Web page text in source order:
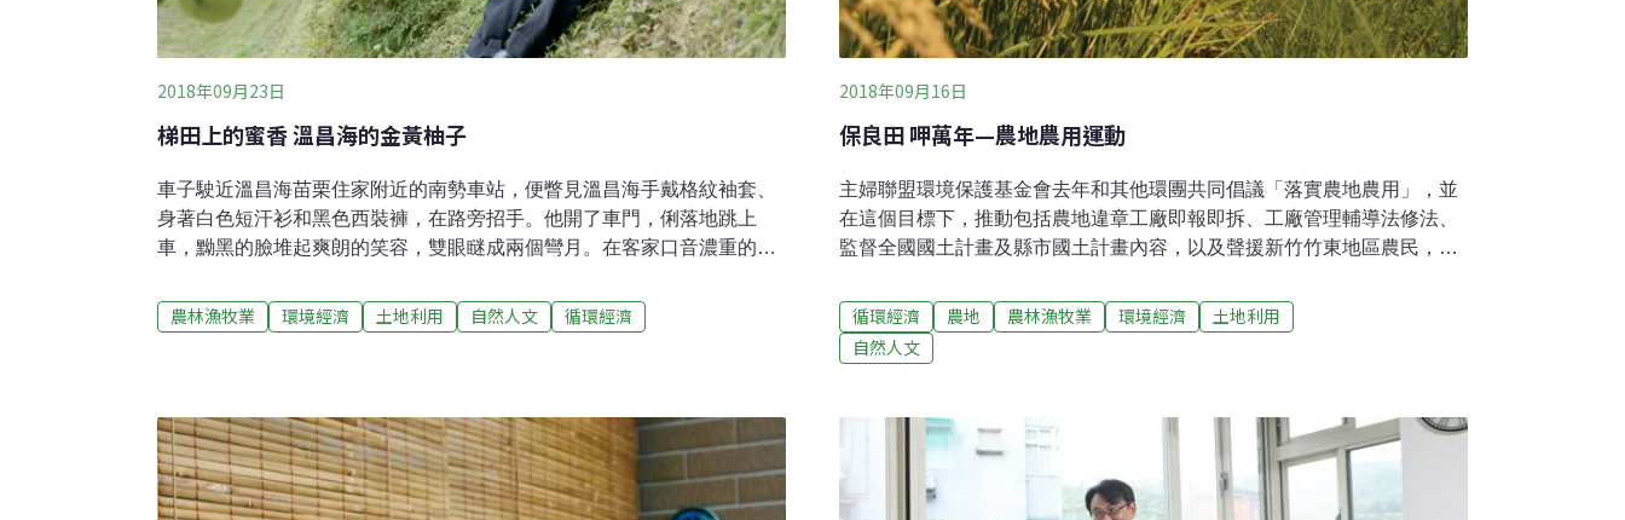
2018年09月23日
梯田上的蜜香 溫昌海的金黃柚子
車子駛近溫昌海苗栗住家附近的南勢車站，便瞥見溫昌海手戴格紋袖套、
身著白色短汗衫和黑色西裝褲，在路旁招手。他開了車門，俐落地跳上
車，黝黑的臉堆起爽朗的笑容，雙眼瞇成兩個彎月。在客家口音濃重的熱
一片蔓生的南瓜田，前方的柚子樹枝葉繁茂，雖是濕熱難耐的初秋，但待
在樹下竟沒有一點想出汗的感覺。人在其中覺得舒爽，想必生物也是喜愛
之多，像是要把整顆果實包覆似的。「我沒辦法直接這樣子採耶，一採螞
蟻馬上就上身了，我都用剪刀剪，再用吹葉機把它們吹走。」溫昌海說。
除此之外，果園裡還有松鼠、野兔、雨傘節等各種生物。從無到有的梯田
早年，西湖的坡地遍植相思木，人稱「西湖文旦第一人」的「水通伯」吳
農林漁牧業 環境經濟 土地利用 自然人文 循環經濟
2018年09月16日
保良田 呷萬年—農地農用運動
主婦聯盟環境保護基金會去年和其他環團共同倡議「落實農地農用」，並
在這個目標下，推動包括農地違章工廠即報即拆、工廠管理輔導法修法、
監督全國國土計畫及縣市國土計畫內容，以及聲援新竹竹東地區農民，反
會喚起輿論關注，以及辦理「小農大食」議題講座教育民眾，希望透過各
種行動，喚起民眾對農地農用議題的關心，監督政府發揮公權力以保護良
田。我們為何需要農地雖然農地農用已經逐漸變成一種政治正確的主張，
識，也容易忽略與無視。其實保存良好的農地與農業生產環境，才能讓台
灣盡可能以友善環境的耕作方式，生產出民眾可負擔的新鮮農作物，也是
減緩與調適氣候變遷的積極作為。良好的農地除了能夠生產所需糧食，還
可以調節在地的微氣候。水田在夏天與冬天時，都能分別發揮降溫與保溫
循環經濟 農地 農林漁牧業 環境經濟
土地利用
自然人文